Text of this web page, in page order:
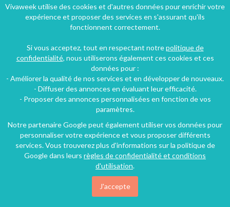
Gîte de l'isard à Ayzac-Ost dans les Hautes-Pyrénées à 15 km de Lourdes
Ayzac-Ost (29 km), Hautes-Pyrénées, Midi-Pyrénées, France
215€/nuit
Vivaweek utilise des cookies et d'autres données pour enrichir votre
expérience et proposer des services en s'assurant qu'ils
fonctionnent correctement.
Si vous acceptez, tout en respectant notrepolitique de
confidentialité, nous utiliserons également ces cookies et ces
données pour :
- Améliorer la qualité de nos services et en développer de nouveaux.
- Diffuser des annonces en évaluant leur efficacité.
- Proposer des annonces personnalisées en fonction de vos
paramètres.
Notre partenaire Google peut également utiliser vos données pour
personnaliser votre expérience et vous proposer différents
services. Vous trouverez plus d'informations sur la politique de
Google dans leurs règles de confidentialité et conditions
d'utilisation.
J'accepte